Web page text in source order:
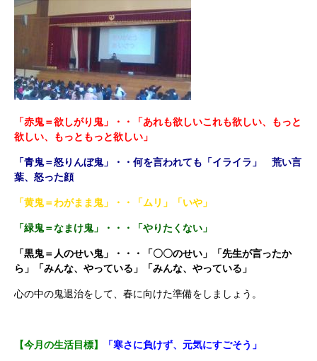
「赤鬼＝欲しがり鬼」・・「あれも欲しいこれも欲しい、もっと
欲しい、もっともっと欲しい」
「青鬼＝怒りんぼ鬼」・・何を言われても「イライラ」 荒い言
葉、怒った顔
「黄鬼＝わがまま鬼」・・「ムリ」「いや」
「緑鬼＝なまけ鬼」・・・「やりたくない」
「黒鬼＝人のせい鬼」・・・「〇〇のせい」「先生が言ったか
ら」「みんな、やっている」「みんな、やっている」
心の中の鬼退治をして、春に向けた準備をしましょう。
【今月の生活目標】 「寒さに負けず、元気にすごそう」